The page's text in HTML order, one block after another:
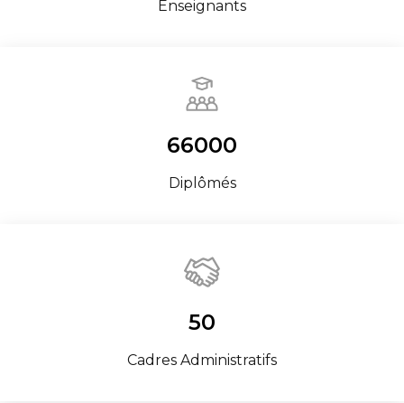
Enseignants
66000
Diplômés
50
Cadres Administratifs